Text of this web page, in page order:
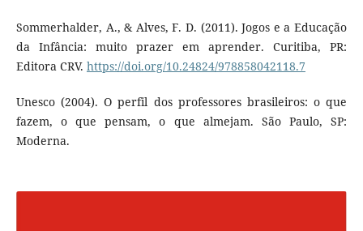
Sommerhalder, A., & Alves, F. D. (2011). Jogos e a Educação
da Infância: muito prazer em aprender. Curitiba, PR:
Editora CRV. https://doi.org/10.24824/978858042118.7
Unesco (2004). O perfil dos professores brasileiros: o que
fazem, o que pensam, o que almejam. São Paulo, SP:
Moderna.